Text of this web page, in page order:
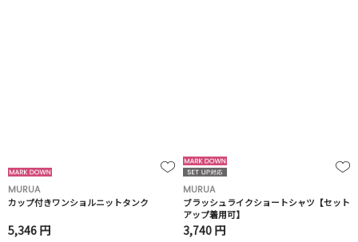
MURUA
カップ付きワンショルニットタンク
5,346 円
MURUA
ブラッシュライクショートシャツ【セット
アップ着用可】
3,740 円